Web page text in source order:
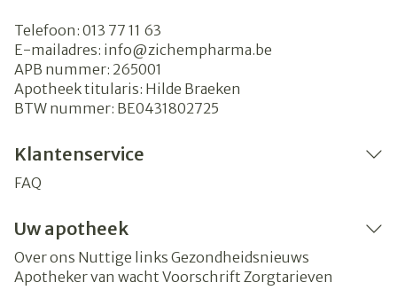
Telefoon: 013 77 11 63
E-mailadres: info@zichempharma.be
APB nummer: 265001
Apotheek titularis: Hilde Braeken
BTW nummer: BE0431802725
Klantenservice
FAQ
Uw apotheek
Over ons Nuttige links Gezondheidsnieuws
Apotheker van wacht Voorschrift Zorgtarieven